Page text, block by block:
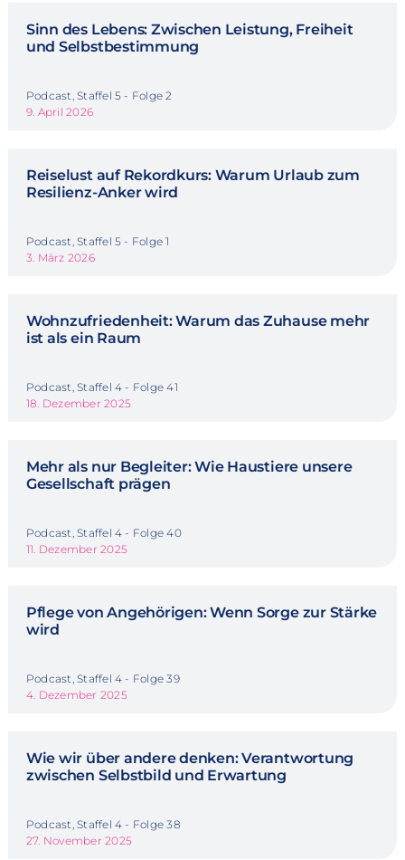
Sinn des Lebens: Zwischen Leistung, Freiheit
und Selbstbestimmung
Podcast, Staffel 5 - Folge 2
9. April 2026
Reiselust auf Rekordkurs: Warum Urlaub zum
Resilienz-Anker wird
Podcast, Staffel 5 - Folge 1
3. März 2026
Wohnzufriedenheit: Warum das Zuhause mehr
ist als ein Raum
Podcast, Staffel 4 - Folge 41
18. Dezember 2025
Mehr als nur Begleiter: Wie Haustiere unsere
Gesellschaft prägen
Podcast, Staffel 4 - Folge 40
11. Dezember 2025
Pflege von Angehörigen: Wenn Sorge zur Stärke
wird
Podcast, Staffel 4 - Folge 39
4. Dezember 2025
Wie wir über andere denken: Verantwortung
zwischen Selbstbild und Erwartung
Podcast, Staffel 4 - Folge 38
27. November 2025